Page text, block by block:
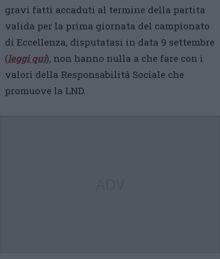
gravi fatti accaduti al termine della partita
valida per la prima giornata del campionato
di Eccellenza, disputatasi in data 9 settembre
(leggi qui), non hanno nulla a che fare con i
valori della Responsabilità Sociale che
promuove la LND.